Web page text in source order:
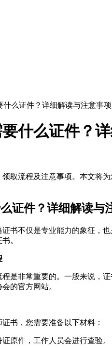
么证件？详细解读与注意事项
什么证件？
取流程及注意事项。本文将
证件？详细解读与
书不仅是专业能力的象征，
。
是非常重要的。一般来说，
的官方网站。
书，您需要准备以下材料：
原件，工作人员会进行查验。